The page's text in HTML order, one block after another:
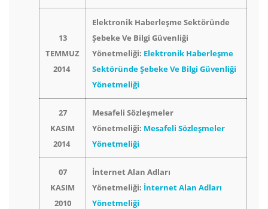
13
TEMMUZ
2014
Elektronik Haberleşme Sektöründe
Şebeke Ve Bilgi Güvenliği
Yönetmeliği: Elektronik Haberleşme
Sektöründe Şebeke Ve Bilgi Güvenliği
Yönetmeliği
27
KASIM
2014
Mesafeli Sözleşmeler
Yönetmeliği: Mesafeli Sözleşmeler
Yönetmeliği
07
KASIM
2010
İnternet Alan Adları
Yönetmeliği: İnternet Alan Adları
Yönetmeliği